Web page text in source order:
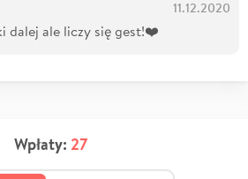
11.12.2020
dalej ale liczy się gest!❤️
Wpłaty: 27